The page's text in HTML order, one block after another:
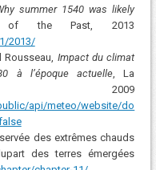
summer 1540 was likely
of the Past, 2013
2013/
Impact du climat
à l’époque actuelle , La
2009
api/meteo/website/do
des extrêmes chauds
des terres émergées